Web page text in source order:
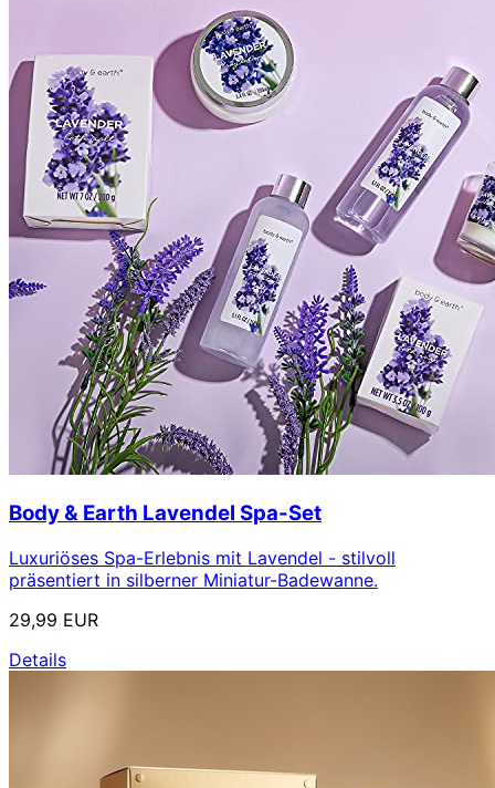
Body & Earth Lavendel Spa-Set
Luxuriöses Spa-Erlebnis mit Lavendel - stilvoll
präsentiert in silberner Miniatur-Badewanne.
29,99 EUR
Details